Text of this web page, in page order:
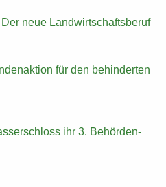
neue Land­wirt­schafts­be­ruf
für den be­hin­der­ten
ihr 3. Be­hör­den­